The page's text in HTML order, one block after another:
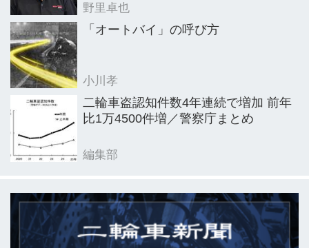
野里卓也
「オートバイ」の呼び方
小川孝
二輪車盗認知件数4年連続で増加 前年
比1万4500件増／警察庁まとめ
編集部